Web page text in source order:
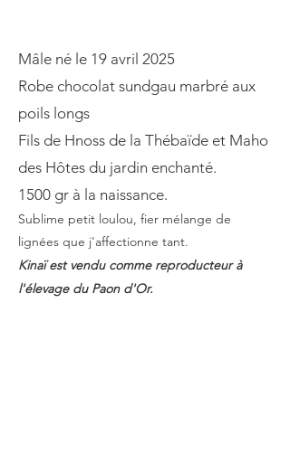
Mâle né le 19 avril 2025
Robe chocolat sundgau marbré aux
poils longs
Fils de Hnoss de la Thébaïde et Maho
des Hôtes du jardin enchanté.
1500 gr à la naissance.
​Sublime petit loulou, fier mélange de
lignées que j'affectionne tant.
Kinaï est vendu comme reproducteur à
l'élevage du Paon d'Or.